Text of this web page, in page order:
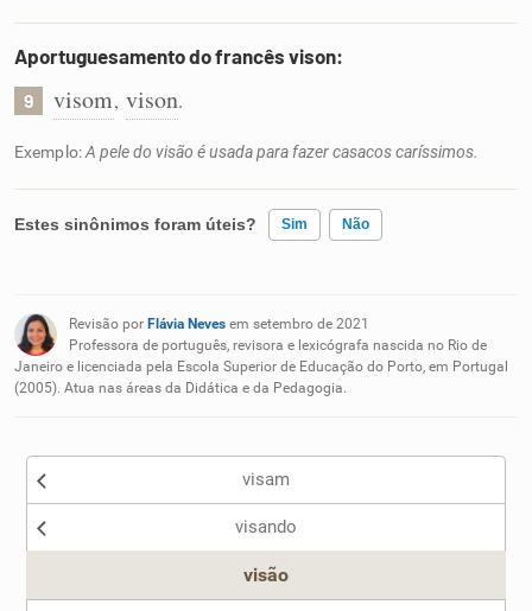
Aportuguesamento do francês vison:
9 visom, vison.
Exemplo:A pele do visão é usada para fazer casacos caríssimos.
Estes sinônimos foram úteis? Sim Não
Nenhum dos sinônimos apresentados me ajudou
Outro
Revisão por Flávia Neves em setembro de 2021
Professora de português, revisora e lexicógrafa nascida no Rio de
Janeiro e licenciada pela Escola Superior de Educação do Porto, em Portugal
(2005). Atua nas áreas da Didática e da Pedagogia.
visam
visando
visão